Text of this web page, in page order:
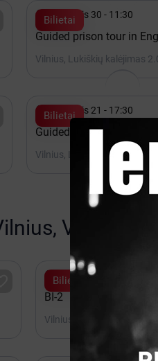
Bilietai
Rugpjūtis 30 - 11:30
Guided prison tour in
Vilnius, Lukiškių kalėjimas
Bilietai
Rugpjūtis 21 - 17:30
Guided prison tour in
Vilnius, Lukiškių kalėjimas 2.0
Visos
Bilietai
2027 Kovas 12 - 20:00
BI-2
Vilnius, Arena Vilnius